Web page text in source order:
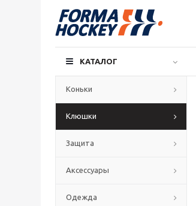
КАТАЛОГ
Коньки
Клюшки
Защита
Аксессуары
Одежда